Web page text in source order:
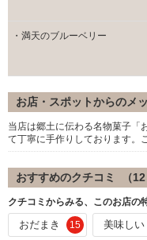
・満天のブルーベリー
お店・スポットからのメ
当店は郷土に伝わる名物菓子「
て丁寧に手作りしております。
おすすめのクチコミ （12
クチコミからみる、このお店の
おだまき 15 美味しい